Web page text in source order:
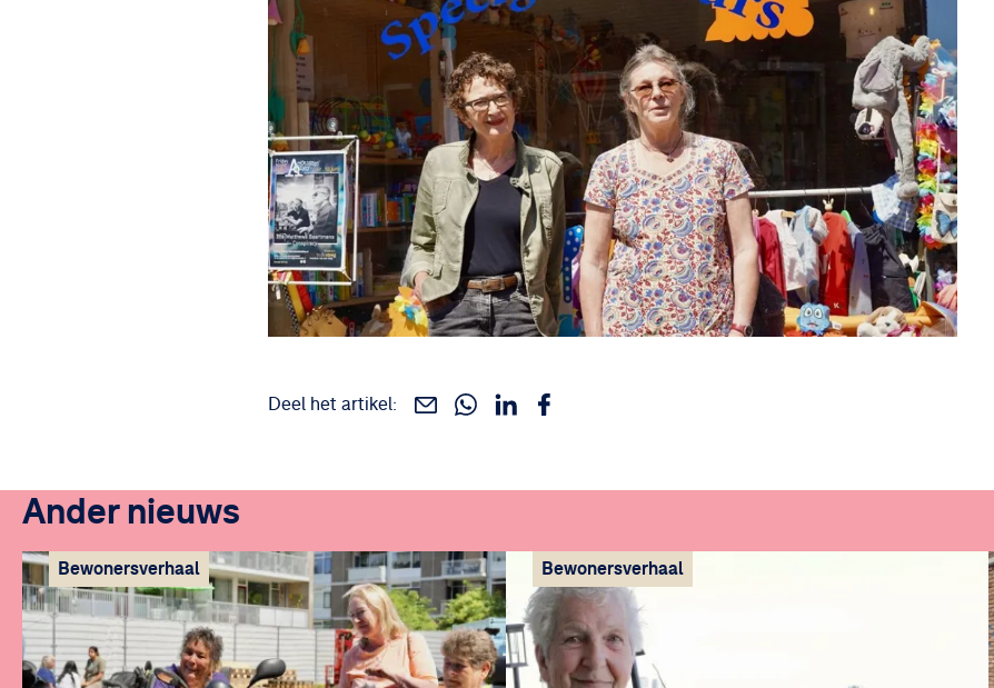
Deel het artikel: Deel dit via e-mail
Deel dit via WhatsApp
Deel dit via Linkedin
Deel dit via Facebook
Ander nieuws
Bewonersverhaal Bewonersverhaal